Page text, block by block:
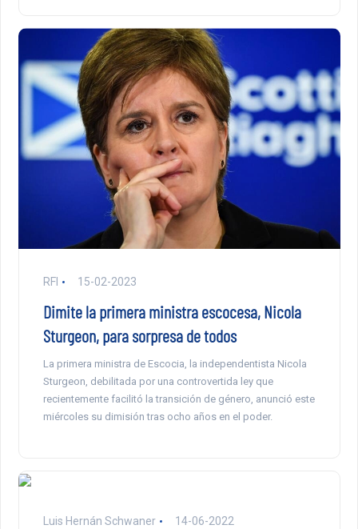
RFI 15-02-2023
Dimite la primera ministra escocesa, Nicola
Sturgeon, para sorpresa de todos
La primera ministra de Escocia, la independentista Nicola
Sturgeon, debilitada por una controvertida ley que
recientemente facilitó la transición de género, anunció este
miércoles su dimisión tras ocho años en el poder.
Luis Hernán Schwaner 14-06-2022